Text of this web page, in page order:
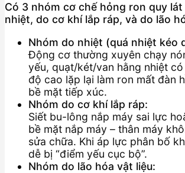
Có 3 nhóm cơ chế hỏng ron quy
nhiệt, do cơ khí lắp ráp, và do lão
Nhóm do nhiệt (quá nhiệt kéo
Động cơ thường xuyên chạy
yếu, quạt/két/van hằng nhiệt
độ cao lặp lại làm ron mất đàn
bề mặt tiếp xúc.
Nhóm do cơ khí lắp ráp:
Siết bu-lông nắp máy sai lực
bề mặt nắp máy – thân máy
sửa chữa. Khi áp lực phân bố
dễ bị “điểm yếu cục bộ”.
Nhóm do lão hóa vật liệu: